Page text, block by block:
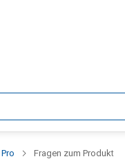
Fragen zum Produkt